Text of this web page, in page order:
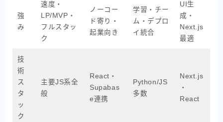
強
み
速度・
LP/MVP・
フルスタッ
ク
ノーコー
ド寄り・
起業向き
学習・チー
ム・デプロ
イ統合
UI生
成・
Next.js
最適
技
術
ス
タ
ッ
ク
主要JS系全
般
React・
Supabas
e連携
Python/JS
多数
Next.js
・
React